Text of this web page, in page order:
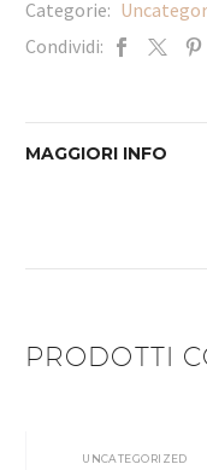
Categorie:
Condividi:
MAGGIORI INFO
PRODOTTI
UNCATEGORIZED